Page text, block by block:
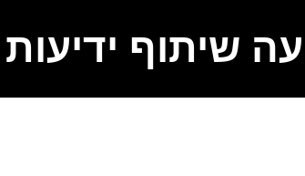
שיתוף